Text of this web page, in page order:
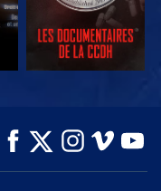
DÉCOUVRIR LES
SÉRIES